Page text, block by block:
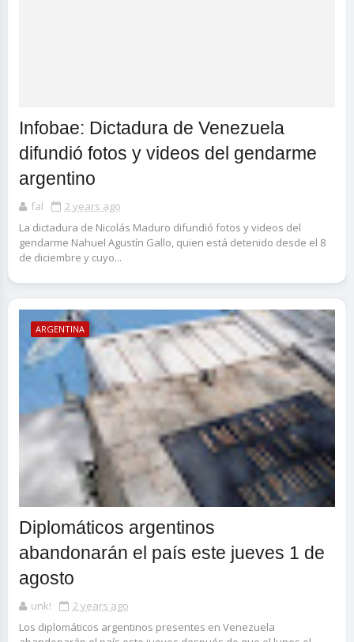
Infobae: Dictadura de Venezuela
difundió fotos y videos del gendarme
argentino
fal
2 years ago
La dictadura de Nicolás Maduro difundió fotos y videos del
gendarme Nahuel Agustín Gallo, quien está detenido desde el 8
de diciembre y cuyo...
ARGENTINA
Diplomáticos argentinos
abandonarán el país este jueves 1 de
agosto
unk!
2 years ago
Los diplomáticos argentinos presentes en Venezuela